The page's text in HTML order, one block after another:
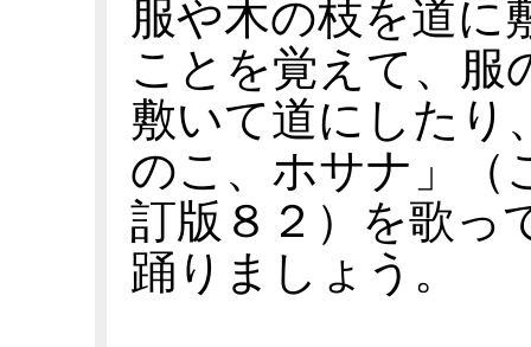
服や木の枝を道に
ことを覚えて、服
敷いて道にしたり
のこ、ホサナ」（
訂版８２）を歌っ
踊りましょう。